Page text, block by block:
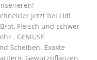
jetzt bei Lidl
Fleisch und schwer
. GEMÜSE
Scheiben. Exakte
Gewürzpflanzen,